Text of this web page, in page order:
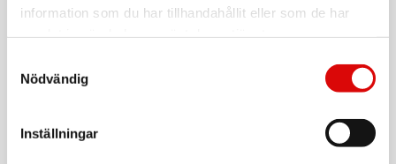
information som du har tillhandahållit eller som de har
Nödvändig
Inställningar
SAMSONITE
Necessär Hängbar Rosa